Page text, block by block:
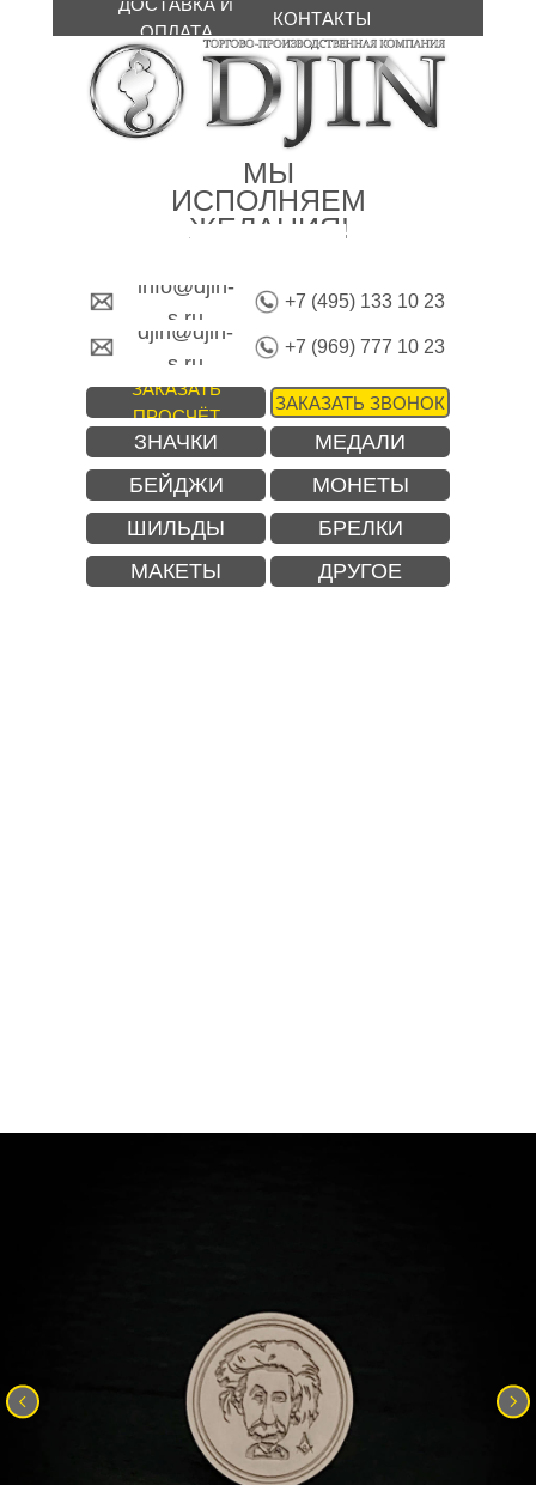
МЫ
ИСПОЛНЯЕМ
ЖЕЛАНИЯ!
ЗАКАЗАТЬ
ПРОСЧЁТ
+7 (969) 777 10 23
+7 (495) 133 10 23
ЗАКАЗАТЬ ЗВОНОК
ДОСТАВКА И
ОПЛАТА
КОНТАКТЫ
ЗНАЧКИ МЕДАЛИ
ШИЛЬДЫ БРЕЛКИ
БЕЙДЖИ МОНЕТЫ
info@djin-
s.ru
djin@djin-
s.ru
МАКЕТЫ ДРУГОЕ